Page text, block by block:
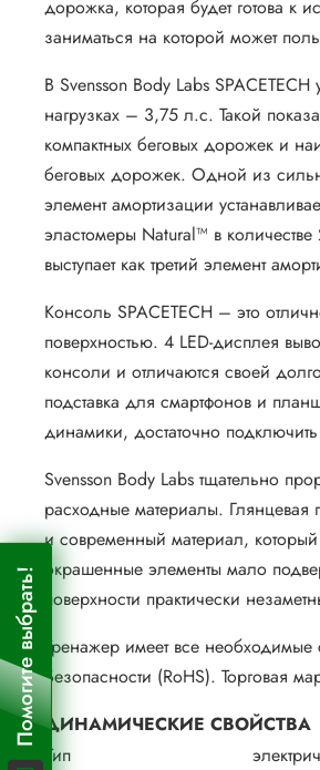
Помогите выбрать!
дорожка, которая будет готова
заниматься на которой может
В Svensson Body Labs
нагрузках – 3,75 л.с. Такой
компактных беговых дорожек и
беговых дорожек. Одной из
элемент амортизации
эластомеры Natural™ в
выступает как третий элемент
Консоль SPACETECH – это
поверхностью. 4 LED-дисплея
консоли и отличаются своей
подставка для смартфонов и
динамики, достаточно
Svensson Body Labs тщательно
расходные материалы. Глянцевая
и современный материал,
окрашенные элементы мало
поверхности практически
Тренажер имеет все
Безопасности (RoHS). Торговая
ДИНАМИЧЕСКИЕ СВОЙСТВА
Тип